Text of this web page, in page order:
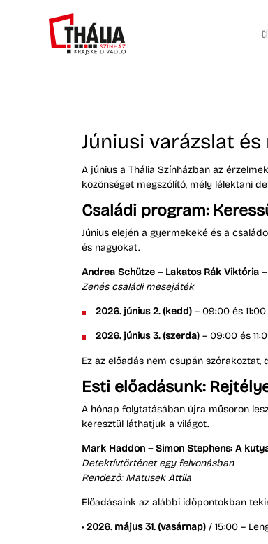
Júniusi varázslat
A június a Thália Színházban az
közönséget megszólító, mély lélektani
Családi program:
Június elején a gyermekeké és a
és nagyokat.
Andrea Schütze – Lakatos Rák Viktória
Zenés családi mesejáték
2026. június 2. (kedd) – 09:00 és
2026. június 3. (szerda) – 09:00 és
Ez az előadás nem csupán
Esti előadásunk:
A hónap folytatásában újra műsoron
keresztül láthatjuk a világot.
Mark Haddon – Simon Stephens: A
Detektívtörténet egy felvonásban
Rendező: Matusek Attila
Előadásaink az alábbi időpontokban
• 2026. május 31. (vasárnap) / 15:00 –